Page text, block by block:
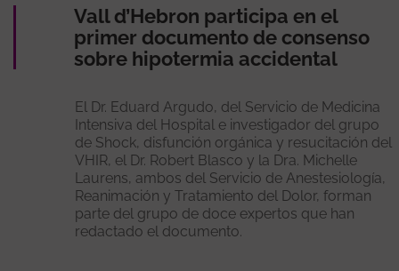
Vall d’Hebron participa en el
primer documento de consenso
sobre hipotermia accidental
El Dr. Eduard Argudo, del Servicio de Medicina
Intensiva del Hospital e investigador del grupo
de Shock, disfunción orgánica y resucitación del
VHIR, el Dr. Robert Blasco y la Dra. Michelle
Laurens, ambos del Servicio de Anestesiología,
Reanimación y Tratamiento del Dolor, forman
parte del grupo de doce expertos que han
redactado el documento.